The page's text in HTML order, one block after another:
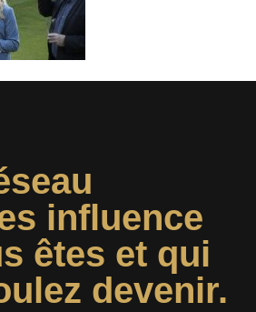
influence
êtes et qui
devenir.